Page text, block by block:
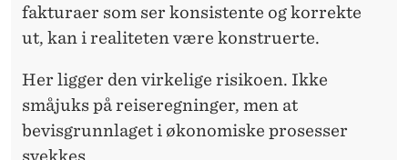
fakturaer som ser konsistente og korrekte
ut, kan i realiteten være konstruerte.
Her ligger den virkelige risikoen. Ikke
småjuks på reiseregninger, men at
bevisgrunnlaget i økonomiske prosesser
svekkes.